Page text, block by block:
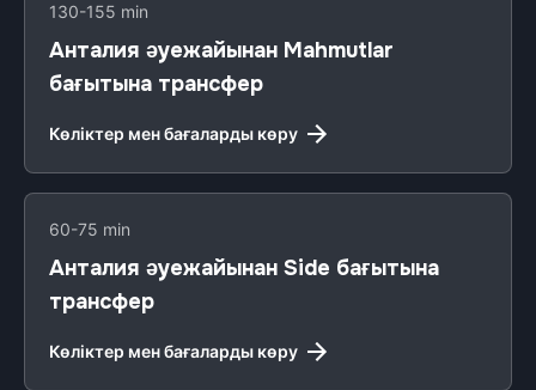
130-155 min
Анталия әуежайынан Mahmutlar
бағытына трансфер
Көліктер мен бағаларды көру
60-75 min
Анталия әуежайынан Side бағытына
трансфер
Көліктер мен бағаларды көру